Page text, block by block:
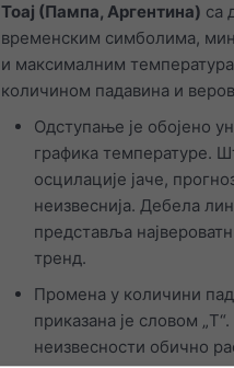
Тоај (Пампа, Аргентина) са
временским симболима,
и максималним
количином падавина и
Одступање је обојено
графика температуре.
осцилације јаче,
неизвеснија. Дебела
представља
тренд.
Промена у количини
приказана је словом
неизвесности обично